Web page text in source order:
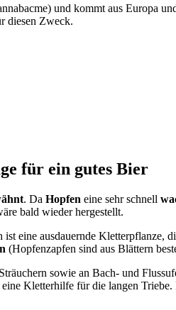
und kommt aus Europa
diesen Zweck.
für ein gutes Bier
. Da Hopfen eine sehr schnell
bald wieder hergestellt.
ist eine ausdauernde Kletterpflanze,
(Hopfenzapfen sind aus Blättern
sowie an Bach- und
Kletterhilfe für die langen